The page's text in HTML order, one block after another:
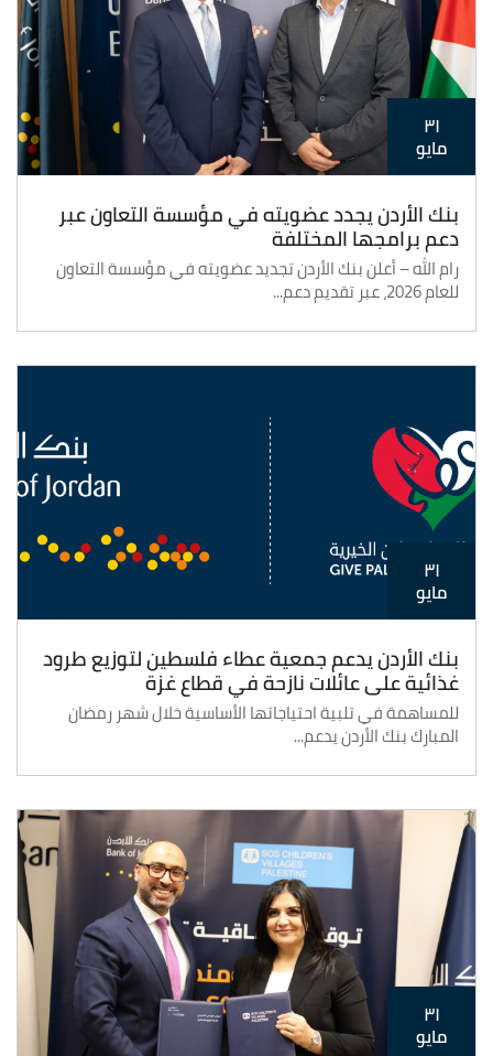
٣١
مايو
بنك الأردن يجدد عضويته في مؤسسة التعاون عبر
دعم برامجها المختلفة
رام الله – أعلن بنك الأردن تجديد عضويته في مؤسسة التعاون
للعام 2026، عبر تقديم دعم...
٣١
مايو
بنك الأردن يدعم جمعية عطاء فلسطين لتوزيع طرود
غذائية على عائلات نازحة في قطاع غزة
للمساهمة في تلبية احتياجاتها الأساسية خلال شهر رمضان
المبارك بنك الأردن يدعم...
٣١
مايو